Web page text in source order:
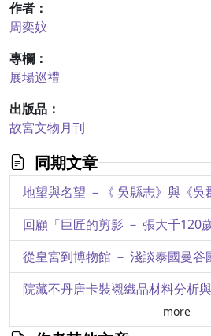
作者：
周奕妏
專欄：
展場巡禮
出版品：
故宮文物月刊
同期文章
院藏不丹唐卡裝襯織品材料分析
院藏中日書帙之保護與維護析述
more